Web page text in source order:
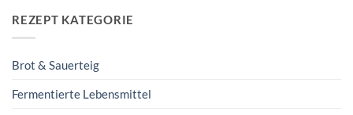
REZEPT KATEGORIE
Brot & Sauerteig
Fermentierte Lebensmittel